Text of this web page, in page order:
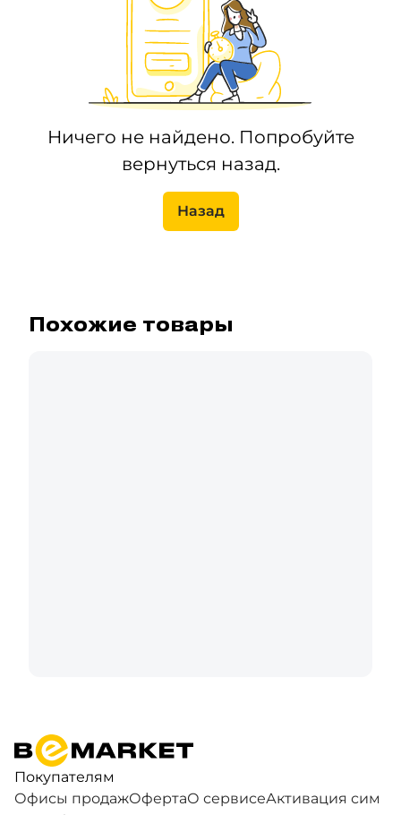
Ничего не найдено. Попробуйте
вернуться назад.
Назад
Похожие товары
Покупателям
Офисы продажОфертаО сервисеАктивация сим